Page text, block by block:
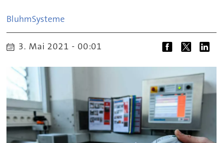
BluhmSysteme
3. Mai 2021 - 00:01